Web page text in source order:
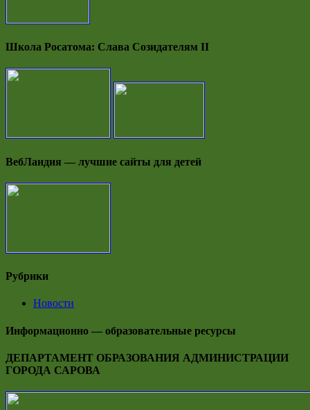
Школа Росатома: Слава Созидателям II
ВебЛандия — лучшие сайты для детей
Рубрики
Новости
Информационно — образовательные ресурсы
ДЕПАРТАМЕНТ ОБРАЗОВАНИЯ АДМИНИСТРАЦИИ
ГОРОДА САРОВА